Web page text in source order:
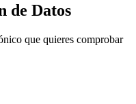
de Datos
que quieres comprobar